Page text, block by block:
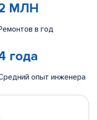
МЛН
в год
года
опыт инженера